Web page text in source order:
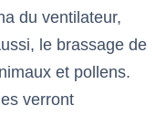
du ventilateur,
le brassage de
et pollens.
verront